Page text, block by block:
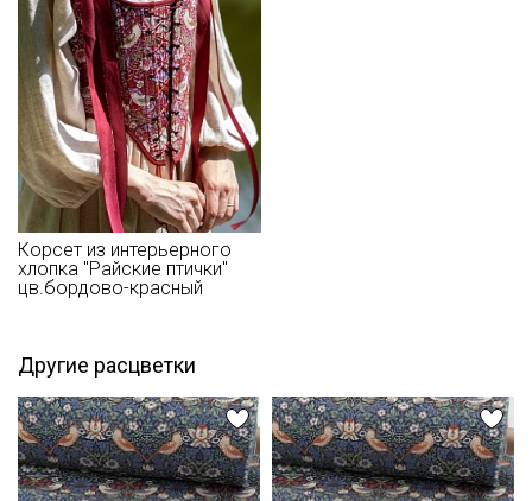
Цветопередача (тон) может отличаться от оригинального
цвета ткани в зависимости от настроек вашего монитора и в
зависимости от партии.
Корсет из интерьерного
хлопка "Райские птички"
цв.бордово-красный
Другие расцветки
Подписаться
Ознакомлен(а) сПолитикой обработки персональных
данных и даюСогласие на обработку персональных
данных
Даю Согласие на получение рекламных и
информационных рассылок